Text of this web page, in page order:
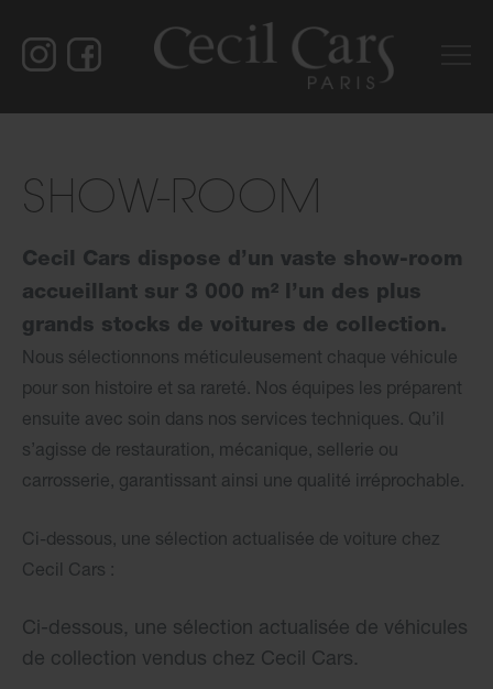
SHOW-ROOM
Cecil Cars dispose d’un vaste show-room
accueillant sur 3 000 m² l’un des plus
grands stocks de voitures de collection.
Nous sélectionnons méticuleusement chaque véhicule
pour son histoire et sa rareté. Nos équipes les préparent
ensuite avec soin dans nos services techniques. Qu’il
s’agisse de restauration, mécanique, sellerie ou
carrosserie, garantissant ainsi une qualité irréprochable.
Ci-dessous, une sélection actualisée de voiture chez
Cecil Cars :
Ci-dessous, une sélection actualisée de véhicules
de collection vendus chez Cecil Cars.